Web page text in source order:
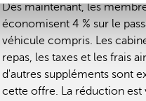
Dès maintenant, les
économisent 4 % sur le
véhicule compris. Les
repas, les taxes et les frais
d'autres suppléments sont
cette offre. La réduction est